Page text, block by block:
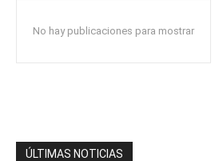
No hay publicaciones para mostrar
ÚLTIMAS NOTICIAS